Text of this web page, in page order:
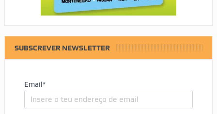
SUBSCREVER NEWSLETTER
Email*